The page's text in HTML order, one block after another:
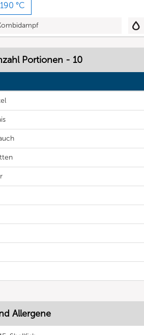
190 °C
Portionen - 10
Allergene